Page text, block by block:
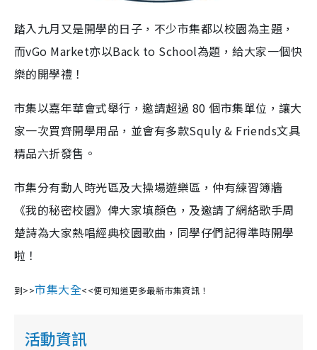
踏入九月又是開學的日子，不少市集都以校園為主題，
而vGo Market亦以Back to School為題，給大家一個快
樂的開學禮！
市集以嘉年華會式舉行，邀請超過 80 個市集單位，讓大
家一次買齊開學用品，並會有多款Squly & Friends文具
精品六折發售。
市集分有動人時光區及大操場遊樂區，仲有練習簿牆
《我的秘密校園》俾大家填顏色，及邀請了網絡歌手周
楚詩為大家熱唱經典校園歌曲，同學仔們記得準時開學
啦！
到>>市集大全<<便可知道更多最新市集資訊！
活動資訊